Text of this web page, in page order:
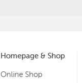
Homepage & Shop
Online Shop